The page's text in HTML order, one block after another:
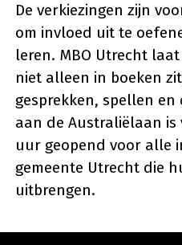
De verkiezingen zijn
om invloed uit te
leren. MBO Utrecht
niet alleen in boeken
gesprekken, spellen
aan de Australiëlaan is
uur geopend voor alle
gemeente Utrecht die
uitbrengen.